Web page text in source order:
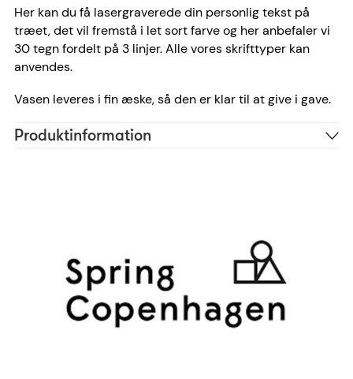
Her kan du få lasergraverede din personlig tekst på
træet, det vil fremstå i let sort farve og her anbefaler vi
30 tegn fordelt på 3 linjer. Alle vores skrifttyper kan
anvendes.
Vasen leveres i fin æske, så den er klar til at give i gave.
Produktinformation
5713487064964